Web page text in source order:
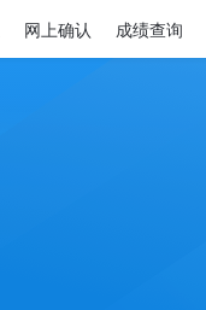
网上确认 成绩查询